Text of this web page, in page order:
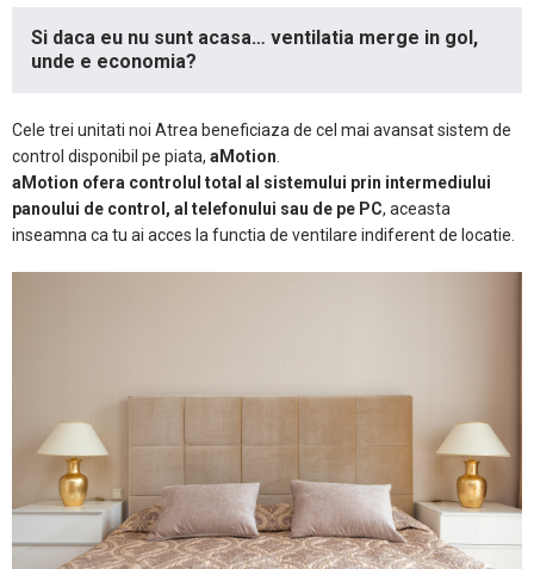
Si daca eu nu sunt acasa… ventilatia merge in gol,
unde e economia?
Cele trei unitati noi Atrea beneficiaza de cel mai avansat sistem de
control disponibil pe piata, aMotion
aMotion ofera controlul total al sistemului prin intermediului
panoului de control, al telefonului sau de pe PC, aceasta
inseamna ca tu ai acces la functia de ventilare indiferent de locatie.